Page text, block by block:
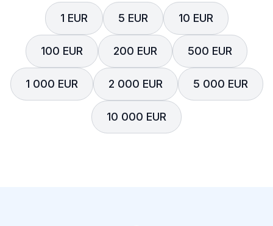
1 EUR 5 EUR 10 EUR
100 EUR 200 EUR 500 EUR
1 000 EUR 2 000 EUR 5 000 EUR
10 000 EUR